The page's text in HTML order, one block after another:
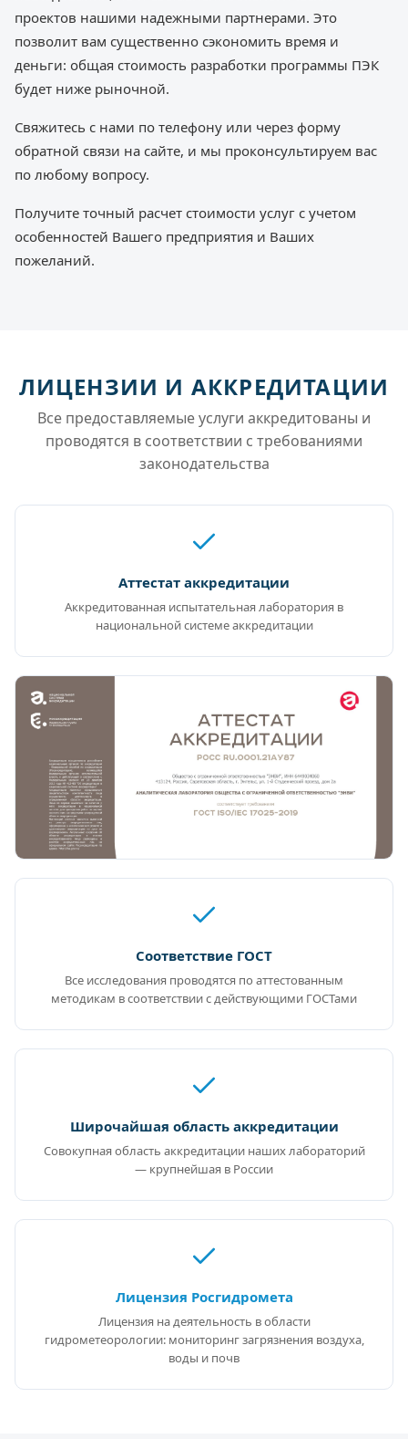
проектов нашими надежными партнерами. Это
позволит вам существенно сэкономить время и
деньги: общая стоимость разработки программы ПЭК
будет ниже рыночной.
Свяжитесь с нами по телефону или через форму
обратной связи на сайте, и мы проконсультируем вас
по любому вопросу.
Получите точный расчет стоимости услуг с учетом
особенностей Вашего предприятия и Ваших
пожеланий.
ЛИЦЕНЗИИ И АККРЕДИТАЦИИ
Все предоставляемые услуги аккредитованы и
проводятся в соответствии с требованиями
законодательства
Аттестат аккредитации
Аккредитованная испытательная лаборатория в
национальной системе аккредитации
Соответствие ГОСТ
Все исследования проводятся по аттестованным
методикам в соответствии с действующими ГОСТами
Широчайшая область аккредитации
Совокупная область аккредитации наших лабораторий
— крупнейшая в России
Лицензия Росгидромета
Лицензия на деятельность в области
гидрометеорологии: мониторинг загрязнения воздуха,
воды и почв